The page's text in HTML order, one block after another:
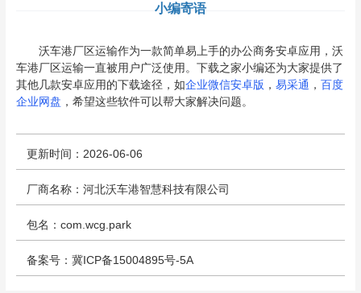
小编寄语
沃车港厂区运输作为一款简单易上手的办公商务安卓应用，沃
车港厂区运输一直被用户广泛使用。下载之家小编还为大家提供了
其他几款安卓应用的下载途径，如企业微信安卓版 ， 易采通 ， 百度
企业网盘 ，希望这些软件可以帮大家解决问题。
更新时间：2026-06-06
厂商名称：河北沃车港智慧科技有限公司
包名：com.wcg.park
备案号：冀ICP备15004895号-5A